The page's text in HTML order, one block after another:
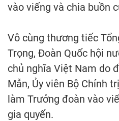
vào viếng và chia buồn
Vô cùng thương tiếc
Trọng, Đoàn Quốc hội
chủ nghĩa Việt Nam do
Mẫn, Ủy viên Bộ Chính
làm Trưởng đoàn vào
gia quyến.